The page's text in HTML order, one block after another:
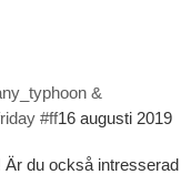
&
#ff16 augusti 2019
Är du också intresserad